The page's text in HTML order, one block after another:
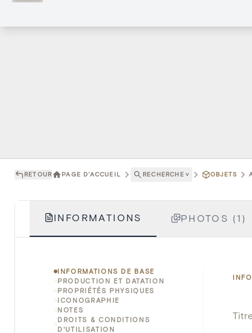
RETOUR PAGE D'ACCUEIL RECHERCHE ˅ OBJETS
INFORMATIONS PHOTOS (1)
INFORMATIONS DE BASE
PRODUCTION ET DATATION
PROPRIÉTÉS PHYSIQUES
ICONOGRAPHIE
NOTES
DROITS & CONDITIONS
D'UTILISATION